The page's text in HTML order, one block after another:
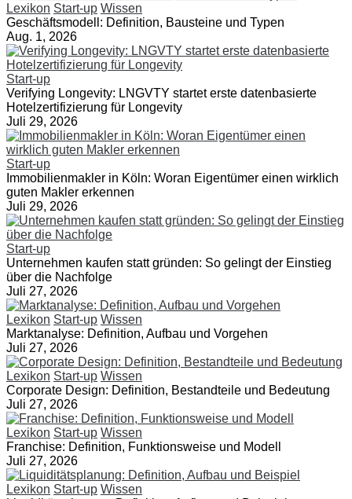
Lexikon Start-up Wissen
Geschäftsmodell: Definition, Bausteine und Typen
Aug. 1, 2026
Start-up
Verifying Longevity: LNGVTY startet erste datenbasierte
Hotelzertifizierung für Longevity
Juli 29, 2026
Start-up
Immobilienmakler in Köln: Woran Eigentümer einen wirklich
guten Makler erkennen
Juli 29, 2026
Start-up
Unternehmen kaufen statt gründen: So gelingt der Einstieg
über die Nachfolge
Juli 27, 2026
Lexikon Start-up Wissen
Marktanalyse: Definition, Aufbau und Vorgehen
Juli 27, 2026
Lexikon Start-up Wissen
Corporate Design: Definition, Bestandteile und Bedeutung
Juli 27, 2026
Lexikon Start-up Wissen
Franchise: Definition, Funktionsweise und Modell
Juli 27, 2026
Lexikon Start-up Wissen